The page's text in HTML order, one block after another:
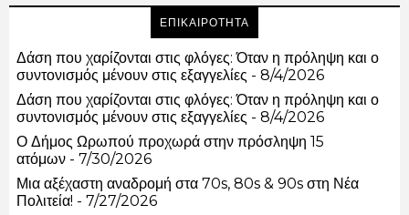
ΕΠΙΚΑΙΡΟΤΗΤΑ
Δάση που χαρίζονται στις φλόγες: Όταν η πρόληψη και ο
συντονισμός μένουν στις εξαγγελίες - 8/4/2026
Δάση που χαρίζονται στις φλόγες: Όταν η πρόληψη και ο
συντονισμός μένουν στις εξαγγελίες - 8/4/2026
Ο Δήμος Ωρωπού προχωρά στην πρόσληψη 15
ατόμων - 7/30/2026
Μια αξέχαστη αναδρομή στα 70s, 80s & 90s στη Νέα
Πολιτεία! - 7/27/2026